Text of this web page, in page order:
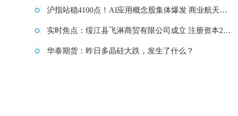
沪指站稳4100点！AI应用概念股集体爆发 商业航天概
念股延续强势
实时焦点：绥江县飞淋商贸有限公司成立 注册资本20
万人民币
华泰期货：昨日多晶硅大跌，发生了什么？